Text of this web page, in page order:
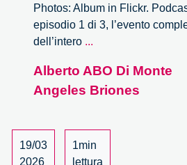
Photos: Album in Flickr.
episodio 1 di 3, l’evento
dell’intero ...
artificiale
nel
cultura
–
Alberto ABO Di Monte
Angeles Briones
19/03
2026
1min
lettura